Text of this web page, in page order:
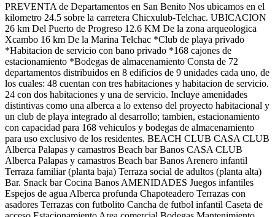
PREVENTA de Departamentos en San Benito Nos ubicamos en el
kilometro 24.5 sobre la carretera Chicxulub-Telchac. UBICACION
26 km Del Puerto de Progreso 12.6 KM De la zona arqueologica
Xcambo 16 km De la Marina Telchac *Club de playa privado
*Habitacion de servicio con bano privado *168 cajones de
estacionamiento *Bodegas de almacenamiento Consta de 72
departamentos distribuidos en 8 edificios de 9 unidades cada uno, de
los cuales: 48 cuentan con tres habitaciones y habitacion de servicio.
24 con dos habitaciones y una de servicio. Incluye amenidades
distintivas como una alberca a lo extenso del proyecto habitacional y
un club de playa integrado al desarrollo; tambien, estacionamiento
con capacidad para 168 vehiculos y bodegas de almacenamiento
para uso exclusivo de los residentes. BEACH CLUB CASA CLUB
Alberca Palapas y camastros Beach bar Banos CASA CLUB
Alberca Palapas y camastros Beach bar Banos Arenero infantil
Terraza familiar (planta baja) Terraza social de adultos (planta alta)
Bar. Snack bar Cocina Banos AMENIDADES Juegos infantiles
Espejos de agua Alberca profunda Chapoteadero Terrazas con
asadores Terrazas con futbolito Cancha de futbol infantil Caseta de